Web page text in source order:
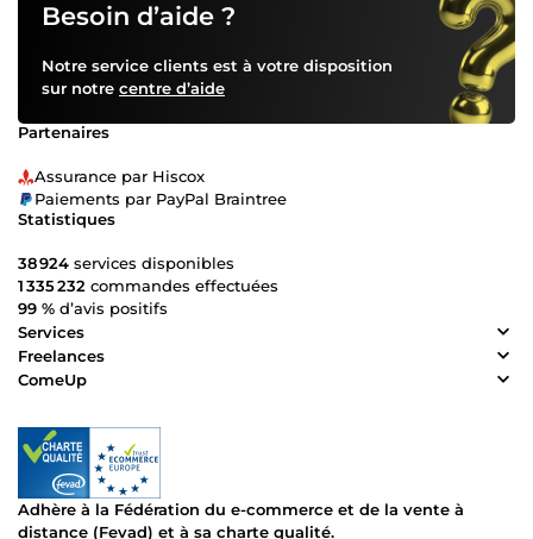
Besoin d’aide ?
Notre service clients est à votre disposition
sur notre centre d’aide
Partenaires
Assurance par Hiscox
Paiements par PayPal Braintree
Statistiques
38 924 services disponibles
1 335 232 commandes effectuées
99 % d’avis positifs
Services
Freelances
ComeUp
Adhère à la Fédération du e-commerce et de la vente à
distance (Fevad) et à sa charte qualité.